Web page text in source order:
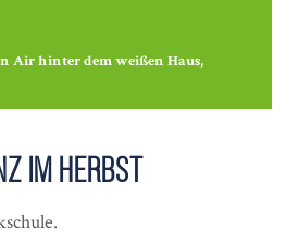
Air hinter dem weißen Haus,
im Herbst